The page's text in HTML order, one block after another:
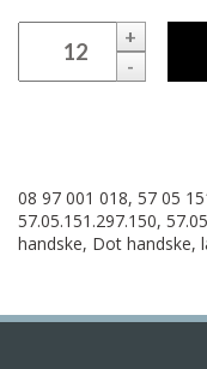
+
-
08 97 001 018, 57 05
57.05.151.297.150,
handske, Dot handske,